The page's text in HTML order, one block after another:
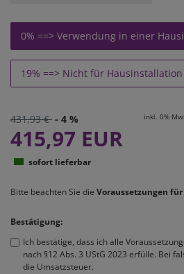
0% ==> Verwendung in einer
19% ==> Nicht für Hausinstallation
431,93 € - 4 %
415,97 EUR
inkl. 0%
sofort lieferbar
Bitte beachten Sie die Voraussetzungen
Bestätigung:
Ich bestätige, dass ich alle
nach §12 Abs. 3 UStG 2023 erfülle. Bei
die Umsatzsteuer.